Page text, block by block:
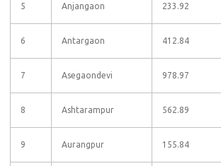
5 Anjangaon 233.92
6 Antargaon 412.84
7 Asegaondevi 978.97
8 Ashtarampur 562.89
9 Aurangpur 155.84